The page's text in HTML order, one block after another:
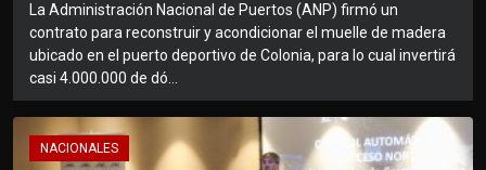
La Administración Nacional de Puertos (ANP) firmó un
contrato para reconstruir y acondicionar el muelle de madera
ubicado en el puerto deportivo de Colonia, para lo cual invertirá
casi 4.000.000 de dó...
NACIONALES